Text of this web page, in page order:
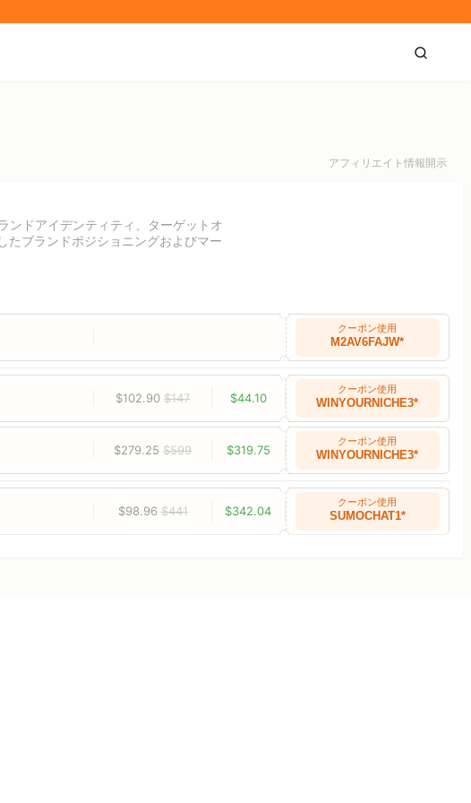
アフィリエイト情報開示
ンドアイデンティティ、ターゲットオ
たブランドポジショニングおよびマー
クーポン使用
M2AV6FAJW*
$102.90$147 $44.10
クーポン使用
WINYOURNICHE3*
$279.25$599 $319.75
クーポン使用
WINYOURNICHE3*
$98.96 $441 $342.04
クーポン使用
SUMOCHAT1*